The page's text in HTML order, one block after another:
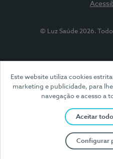
Este website utiliza cookies
marketing e publicidade, para
navegação e acesso a
Aceitar
Configurar
© Luz Saúde 2026.